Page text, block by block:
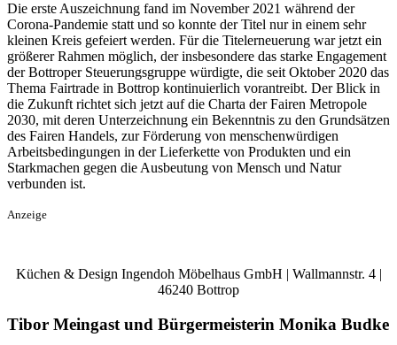
Die erste Auszeichnung fand im November 2021 während der
Corona-Pandemie statt und so konnte der Titel nur in einem sehr
kleinen Kreis gefeiert werden. Für die Titelerneuerung war jetzt ein
größerer Rahmen möglich, der insbesondere das starke Engagement
der Bottroper Steuerungsgruppe würdigte, die seit Oktober 2020 das
Thema Fairtrade in Bottrop kontinuierlich vorantreibt. Der Blick in
die Zukunft richtet sich jetzt auf die Charta der Fairen Metropole
2030, mit deren Unterzeichnung ein Bekenntnis zu den Grundsätzen
des Fairen Handels, zur Förderung von menschenwürdigen
Arbeitsbedingungen in der Lieferkette von Produkten und ein
Starkmachen gegen die Ausbeutung von Mensch und Natur
verbunden ist.
Anzeige
Küchen & Design Ingendoh Möbelhaus GmbH | Wallmannstr. 4 |
46240 Bottrop
Tibor Meingast und Bürgermeisterin Monika Budke